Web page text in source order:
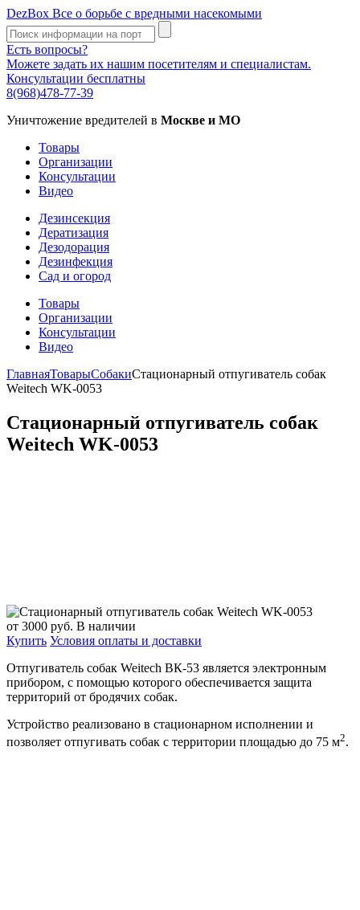
DezBox Все о борьбе с вредными насекомыми
Есть вопросы?
Можете задать их нашим посетителям и специалистам.
Консультации бесплатны
8(968)478-77-39
Уничтожение вредителей в Москве и МО
Товары
Организации
Консультации
Видео
Дезинсекция
Дератизация
Дезодорация
Дезинфекция
Сад и огород
Товары
Организации
Консультации
Видео
ГлавнаяТоварыСобакиСтационарный отпугиватель собак
Weitech WK-0053
Стационарный отпугиватель собак
Weitech WK-0053
от 3000 руб. В наличии
Купить Условия оплаты и доставки
Отпугиватель собак Weitech ВК-53 является электронным
прибором, с помощью которого обеспечивается защита
территорий от бродячих собак.
Устройство реализовано в стационарном исполнении и
позволяет отпугивать собак с территории площадью до 75 м2.